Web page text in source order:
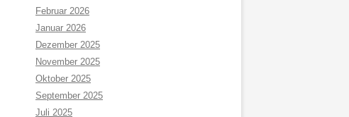
Februar 2026
Januar 2026
Dezember 2025
November 2025
Oktober 2025
September 2025
Juli 2025